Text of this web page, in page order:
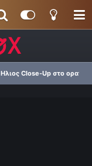
Ηλιος Close-Up στο ορατό